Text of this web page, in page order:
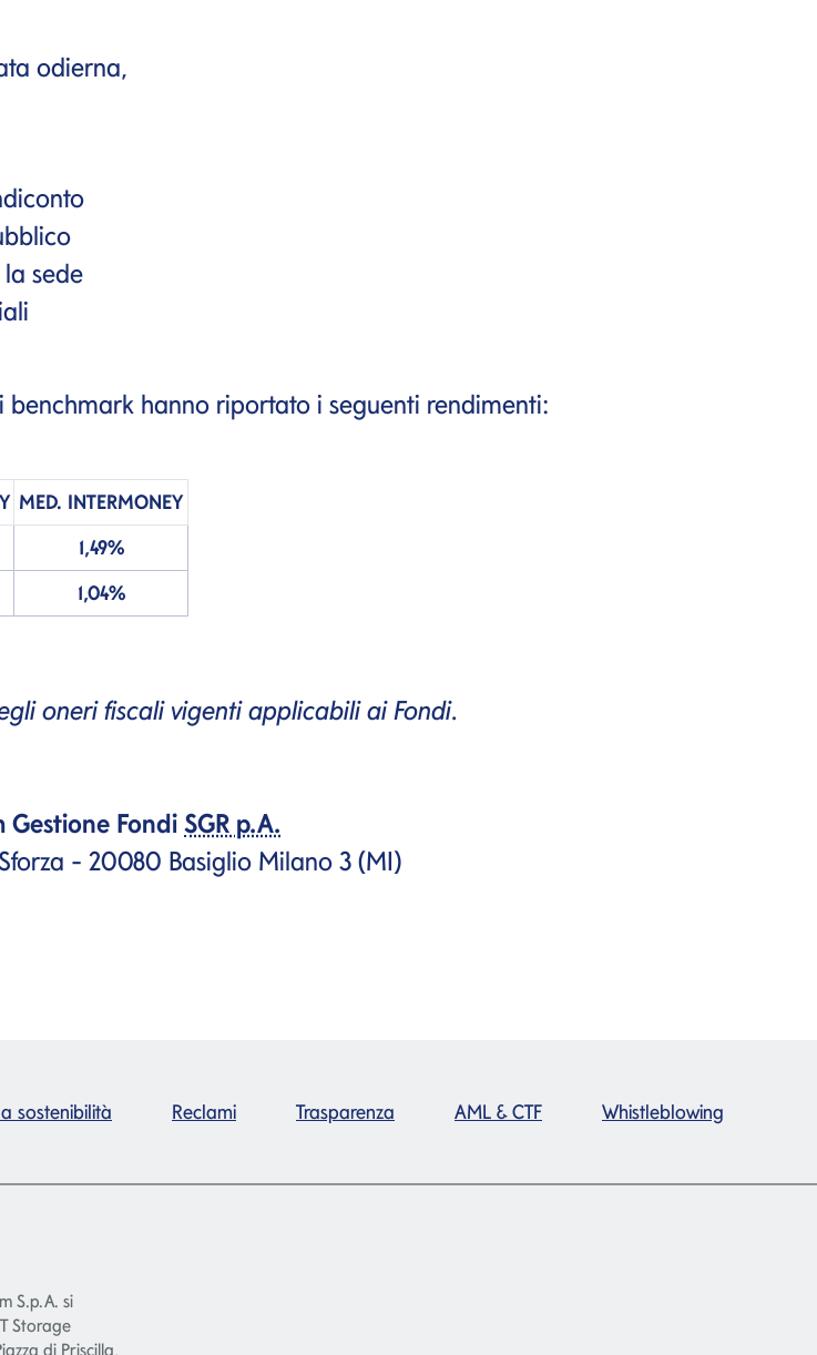
odierna,
sede
benchmark hanno riportato i seguenti rendimenti:
MED. INTERMONEY
1,49%
1,04%
oneri fiscali vigenti applicabili ai Fondi.
Fondi SGR p.A.
- 20080 Basiglio Milano 3 (MI)
sostenibilità Reclami Trasparenza AML & CTF Whistleblowing
S.p.A. si
Storage
di Priscilla,